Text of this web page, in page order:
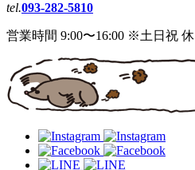
tel.093-282-5810
営業時間 9:00〜16:00 ※土日祝 休